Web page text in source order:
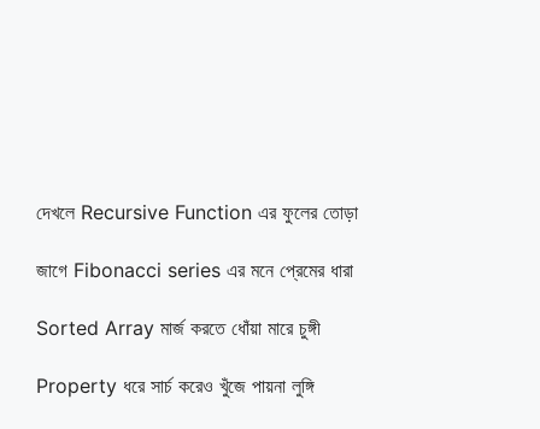
দেখলে Recursive Function এর ফুলের তোড়া
জাগে Fibonacci series এর মনে প্রেমের ধারা
Sorted Array মার্জ করতে ধোঁয়া মারে চুঙ্গী
Property ধরে সার্চ করেও খুঁজে পায়না লুঙ্গি